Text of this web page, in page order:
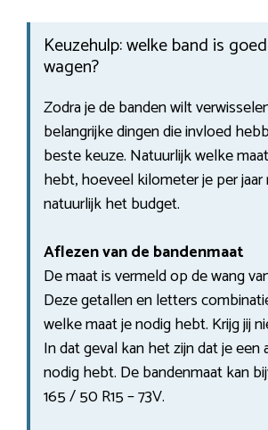
Keuzehulp: welke band is
wagen?
Zodra je de banden wilt
belangrijke dingen die invloed
beste keuze. Natuurlijk welke
hebt, hoeveel kilometer je per jaar
natuurlijk het budget.
Aflezen van de bandenmaat
De maat is vermeld op de wang
Deze getallen en letters
welke maat je nodig hebt. Krijg jij
In dat geval kan het zijn dat je een
nodig hebt. De bandenmaat kan
165 / 50 R15 – 73V.